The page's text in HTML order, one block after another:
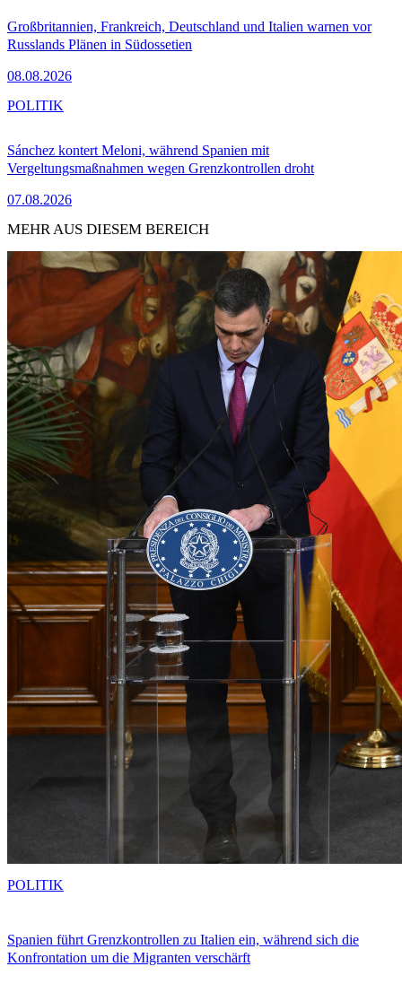
Großbritannien, Frankreich, Deutschland und Italien warnen vor
Russlands Plänen in Südossetien
08.08.2026
Sánchez kontert Meloni, während Spanien mit
Vergeltungsmaßnahmen wegen Grenzkontrollen droht
07.08.2026
POLITIK
MEHR AUS DIESEM BEREICH
Spanien führt Grenzkontrollen zu Italien ein, während sich die
Konfrontation um die Migranten verschärft
POLITIK